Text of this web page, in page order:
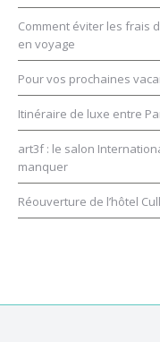
Comment éviter les frais
en voyage
Pour vos prochaines
Itinéraire de luxe entre
art3f : le salon
manquer
Réouverture de l’hôtel